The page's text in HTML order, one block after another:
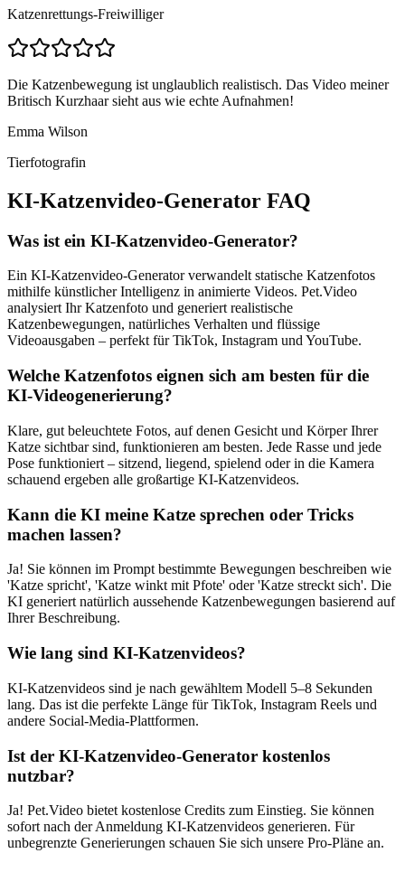
Katzenrettungs-Freiwilliger
Die Katzenbewegung ist unglaublich realistisch. Das Video meiner
Britisch Kurzhaar sieht aus wie echte Aufnahmen!
Emma Wilson
Tierfotografin
KI-Katzenvideo-Generator FAQ
Was ist ein KI-Katzenvideo-Generator?
Ein KI-Katzenvideo-Generator verwandelt statische Katzenfotos
mithilfe künstlicher Intelligenz in animierte Videos. Pet.Video
analysiert Ihr Katzenfoto und generiert realistische
Katzenbewegungen, natürliches Verhalten und flüssige
Videoausgaben – perfekt für TikTok, Instagram und YouTube.
Welche Katzenfotos eignen sich am besten für die
KI-Videogenerierung?
Klare, gut beleuchtete Fotos, auf denen Gesicht und Körper Ihrer
Katze sichtbar sind, funktionieren am besten. Jede Rasse und jede
Pose funktioniert – sitzend, liegend, spielend oder in die Kamera
schauend ergeben alle großartige KI-Katzenvideos.
Kann die KI meine Katze sprechen oder Tricks
machen lassen?
Ja! Sie können im Prompt bestimmte Bewegungen beschreiben wie
'Katze spricht', 'Katze winkt mit Pfote' oder 'Katze streckt sich'. Die
KI generiert natürlich aussehende Katzenbewegungen basierend auf
Ihrer Beschreibung.
Wie lang sind KI-Katzenvideos?
KI-Katzenvideos sind je nach gewähltem Modell 5–8 Sekunden
lang. Das ist die perfekte Länge für TikTok, Instagram Reels und
andere Social-Media-Plattformen.
Ist der KI-Katzenvideo-Generator kostenlos
nutzbar?
Ja! Pet.Video bietet kostenlose Credits zum Einstieg. Sie können
sofort nach der Anmeldung KI-Katzenvideos generieren. Für
unbegrenzte Generierungen schauen Sie sich unsere Pro-Pläne an.